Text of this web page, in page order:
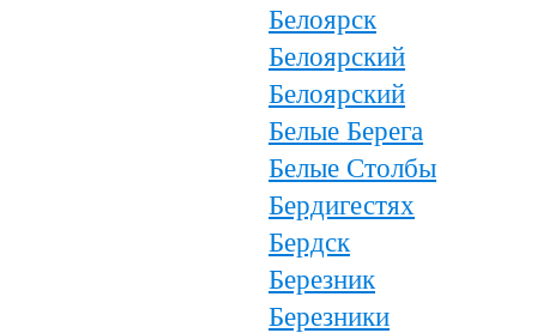
Белоярск
Белоярский
Белоярский
Белые Берега
Белые Столбы
Бердигестях
Бердск
Березник
Березники